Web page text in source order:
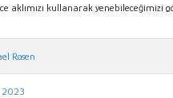
aklımızı kullanarak
Rosen
2023